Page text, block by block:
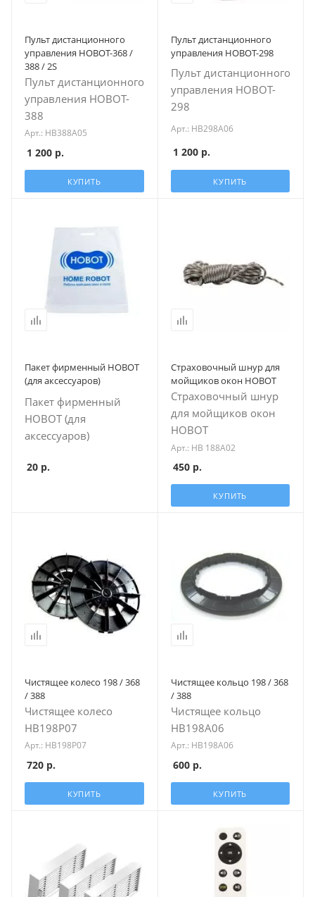
Пульт дистанционного
управления HOBOT-368 /
388 / 2S
Пульт дистанционного
управления HOBOT-
388
Арт.: HB388A05
1 200 р.
КУПИТЬ
Пульт дистанционного
управления HOBOT-298
Пульт дистанционного
управления HOBOT-
298
Арт.: HB298A06
1 200р.
КУПИТЬ
Пакет фирменный HOBOT
(для аксесcуаров)
Пакет фирменный
HOBOT (для
аксесcуаров)
20 р.
Страховочный шнур для
мойщиков окон HOBOT
Страховочный шнур
для мойщиков окон
HOBOT
Арт.: HB 188A02
450р.
КУПИТЬ
Чистящее колесо 198 / 368
/ 388
Чистящее колесо
HB198P07
Арт.: HB198P07
720 р.
КУПИТЬ
Чистящее кольцо 198 / 368
/ 388
Чистящее кольцо
HB198A06
Арт.: HB198A06
600р.
КУПИТЬ